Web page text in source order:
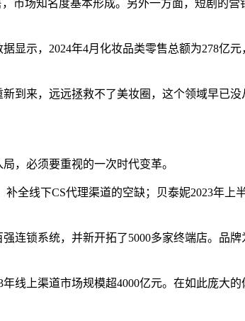
市场知名度基本形成。另外一方面，短剧的营
示，2024年4月化妆品类零售总额为278亿元
到来，远远拯救不了美妆圈，这个领域早已没
，必须要重视的一次时代变革。
全线下CS代理渠道的空缺；贝泰妮2023年上
连锁系统，并新开拓了5000多家终端店。品
线上渠道市场规模超4000亿元。在如此庞大